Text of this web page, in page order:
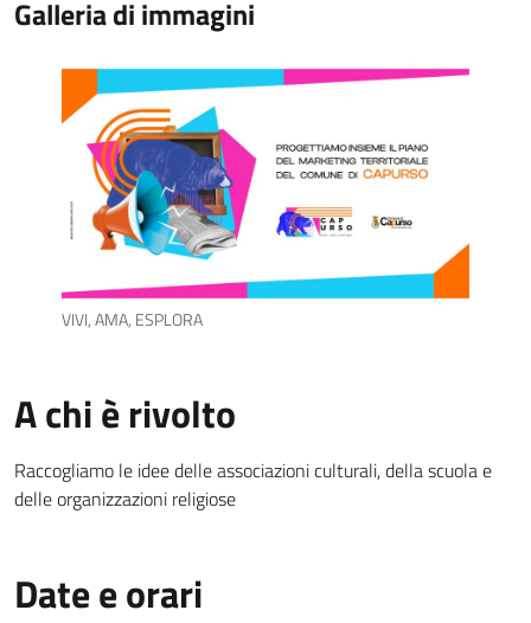
Galleria di immagini
VIVI, AMA, ESPLORA
A chi è rivolto
Raccogliamo le idee delle associazioni culturali, della scuola e
delle organizzazioni religiose
Date e orari